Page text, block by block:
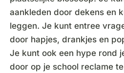
aankleden door dekens en
leggen. Je kunt entree
door hapjes, drankjes en
Je kunt ook een hype rond
door op je school reclame